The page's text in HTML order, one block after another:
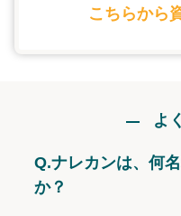
こちらから
よ
Q.ナレカンは、何
か？